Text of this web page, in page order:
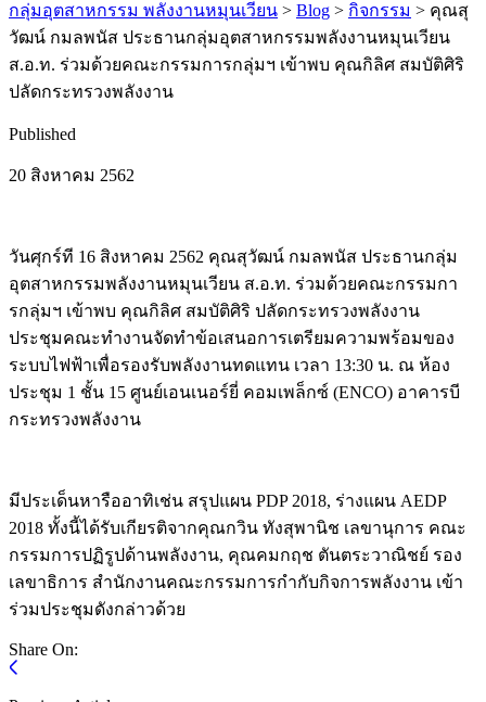
กลุ่มอุตสาหกรรม พลังงานหมุนเวียน > Blog > กิจกรรม > คุณสุ
วัฒน์ กมลพนัส ประธานกลุ่มอุตสาหกรรมพลังงานหมุนเวียน
ส.อ.ท. ร่วมด้วยคณะกรรมการกลุ่มฯ เข้าพบ คุณกิลิศ สมบัติศิริ
ปลัดกระทรวงพลังงาน
Published
20 สิงหาคม 2562
วันศุกร์ที 16 สิงหาคม 2562 คุณสุวัฒน์ กมลพนัส ประธานกลุ่ม
อุตสาหกรรมพลังงานหมุนเวียน ส.อ.ท. ร่วมด้วยคณะกรรมกา
รกลุ่มฯ เข้าพบ คุณกิลิศ สมบัติศิริ ปลัดกระทรวงพลังงาน
ประชุมคณะทำงานจัดทำข้อเสนอการเตรียมความพร้อมของ
ระบบไฟฟ้าเพื่อรองรับพลังงานทดแทน เวลา 13:30 น. ณ ห้อง
ประชุม 1 ชั้น 15 ศูนย์เอนเนอร์ยี่ คอมเพล็กซ์ (ENCO) อาคารบี
กระทรวงพลังงาน
มีประเด็นหารืออาทิเช่น สรุปแผน PDP 2018, ร่างแผน AEDP
2018 ทั้งนี้ได้รับเกียรติจากคุณกวิน ทังสุพานิช เลขานุการ คณะ
กรรมการปฏิรูปด้านพลังงาน, คุณคมกฤช ตันตระวาณิชย์ รอง
เลขาธิการ สำนักงานคณะกรรมการกำกับกิจการพลังงาน เข้า
ร่วมประชุมดังกล่าวด้วย
Share On: